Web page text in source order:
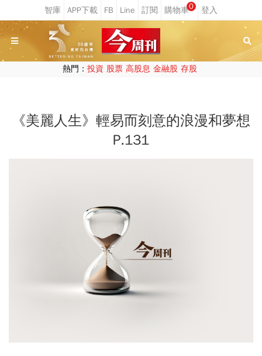
0
熱門： 投資 股票 高股息 金融股 存股
《美麗人生》輕易而刻意的浪漫和夢想
P.131